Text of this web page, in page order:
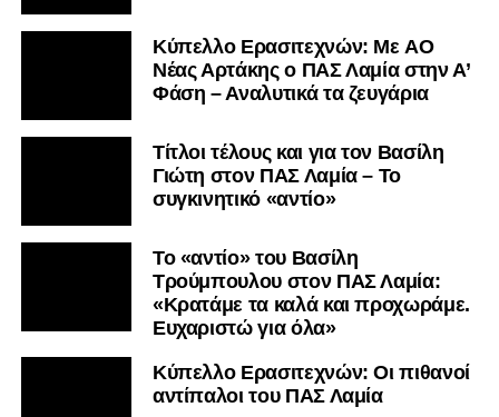
Kύπελλο Ερασιτεχνών: Με AO
Nέας Αρτάκης ο ΠΑΣ Λαμία στην Α’
Φάση – Αναλυτικά τα ζευγάρια
Τίτλοι τέλους και για τον Βασίλη
Γιώτη στον ΠΑΣ Λαμία – Το
συγκινητικό «αντίο»
Το «αντίο» του Βασίλη
Τρούμπουλου στον ΠΑΣ Λαμία:
«Κρατάμε τα καλά και προχωράμε.
Ευχαριστώ για όλα»
Κύπελλο Ερασιτεχνών: Οι πιθανοί
αντίπαλοι του ΠΑΣ Λαμία